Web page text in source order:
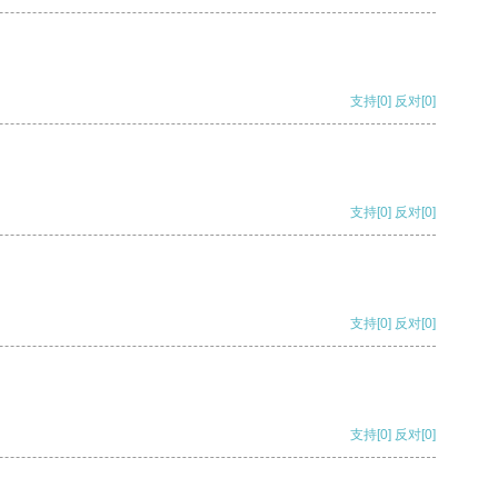
支持[0] 反对[0]
支持[0] 反对[0]
支持[0] 反对[0]
支持[0] 反对[0]